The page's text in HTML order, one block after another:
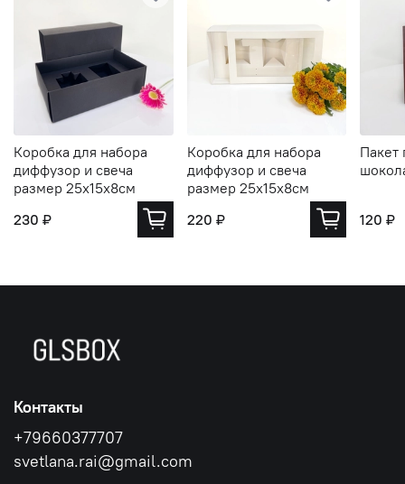
Коробка для набора
диффузор и свеча
размер 25х15х8см
230 ₽
Коробка для набора
диффузор и свеча
размер 25х15х8см
220 ₽
Пакет
120 ₽
Контакты
+79660377707
svetlana.rai@gmail.com